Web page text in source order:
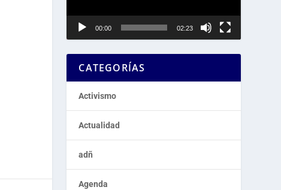
00:00 02:23
CATEGORÍAS
Activismo
Actualidad
adñ
Agenda